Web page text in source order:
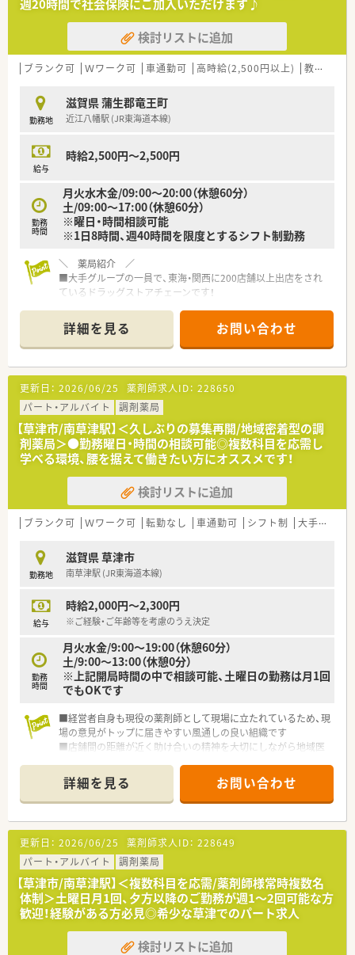
週20時間で社会保険にご加入いただけます♪
検討リストに追加
ブランク可 Ｗワーク可 車通勤可 高時給(2,500円以上) 教育制度あり
勤務地
滋賀県 蒲生郡竜王町
近江八幡駅 (JR東海道本線)
給与
時給2,500円～2,500円
勤務
時間
月火水木金/09:00～20:00（休憩60分）
土/09:00～17:00（休憩60分）
※曜日・時間相談可能
※1日8時間、週40時間を限度とするシフト制勤務
＼ 薬局紹介 ／
■大手グループの一員で、東海・関西に200店舗以上出店をされ
ているドラッグストアチェーンです！
＼ 薬局情報 ／
■近江鉄道本線『京セラ前』駅よりお車で10分、 JR東海道本線
『近江八幡』駅よりお車で20分に位置しています
■大変広い駐車場も完備◎お車通勤が便利です！
■幅広い処方箋を取り扱っておりますので、スキルアップできる
環境です◎
■枚数は130枚/日、薬剤師は常時複数名体制で安心です
＼ オススメポイント ／
■高時給！2500円でお出迎えいたします
■週20時間で社会保険に加入可能です
■ブランクある方も相談可能！お気軽にお問い合わせください。
■レジ打ちや品出しなどの業務は一切ございません。調剤業務
に専念できます
詳細を見る お問い合わせ
更新日： 2026/06/25 薬剤師求人ID： 228650
パート・アルバイト
調剤薬局
【草津市/南草津駅】＜久しぶりの募集再開/地域密着型の調
剤薬局＞●勤務曜日・時間の相談可能◎複数科目を応需し
学べる環境、腰を据えて働きたい方にオススメです！
検討リストに追加
ブランク可 Ｗワーク可 転勤なし 車通勤可 シフト制 大手チェーン以外
勤務地
滋賀県 草津市
南草津駅 (JR東海道本線)
給与
時給2,000円～2,300円
※ご経験・ご年齢等を考慮のうえ決定
勤務
時間
月火水金/9:00～19:00（休憩60分）
土/9:00～13:00（休憩0分）
※上記開局時間の中で相談可能、土曜日の勤務は月1回
でもOKです
■経営者自身も現役の薬剤師として現場に立たれているため、現
場の意見がトップに届きやすい風通しの良い組織です
■店舗間の距離が近く助け合いの精神を大切にしながら地域医
詳細を見る お問い合わせ
更新日： 2026/06/25 薬剤師求人ID： 228649
パート・アルバイト
調剤薬局
【草津市/南草津駅】＜複数科目を応需/薬剤師様常時複数名
体制＞土曜日月1回、夕方以降のご勤務が週1～2回可能な方
歓迎！経験がある方必見◎希少な草津でのパート求人
検討リストに追加